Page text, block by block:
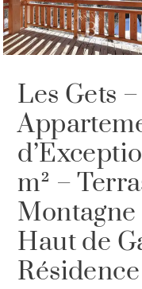
Les Gets –
m² –
Haut de